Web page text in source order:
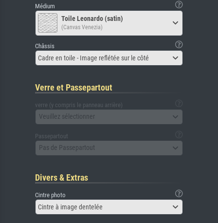
Médium
Toile Leonardo (satin)
(Canvas Venezia)
Châssis
Cadre en toile - Image reflétée sur le côté
Verre et Passepartout
verre (y compris le panneau arrière)
Veuillez sélectionner
Passepartout
Pas de Passepartout
Divers & Extras
Cintre photo
Cintre à image dentelée